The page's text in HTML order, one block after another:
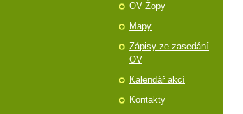
OV Žopy
Mapy
Zápisy ze zasedání
OV
Kalendář akcí
Kontakty